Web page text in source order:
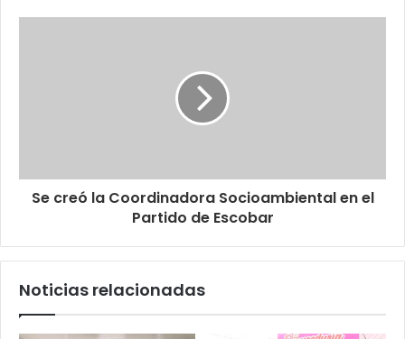
Se creó la Coordinadora Socioambiental en el
Partido de Escobar
Noticias relacionadas